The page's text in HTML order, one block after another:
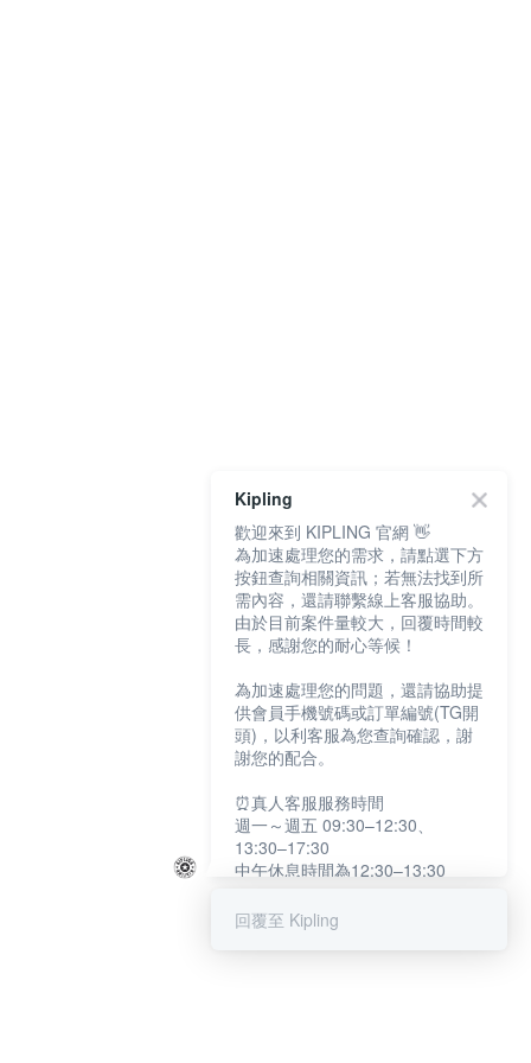
Kipling
歡迎來到 KIPLING 官網 👋
為加速處理您的需求，請點選下方
按鈕查詢相關資訊；若無法找到所
需內容，還請聯繫線上客服協助。
由於目前案件量較大，回覆時間較
長，感謝您的耐心等候！
為加速處理您的問題，還請協助提
供會員手機號碼或訂單編號(TG開
頭)，以利客服為您查詢確認，謝
謝您的配合。
⏰真人客服服務時間
週一～週五 09:30–12:30、
13:30–17:30
中午休息時間為12:30–13:30
提醒您：系統會自動已讀訊息，如
回覆至 Kipling